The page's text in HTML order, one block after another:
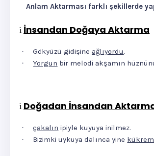
Anlam Aktarması farklı şekillerde
ü İnsandan Doğaya Aktarma
· Gökyüzü gidişine ağlıyordu.
· Yorgun bir melodi akşamın
ü Doğadan İnsandan
· çakalın ipiyle kuyuya inilmez.
· Bizimki uykuya dalınca yine